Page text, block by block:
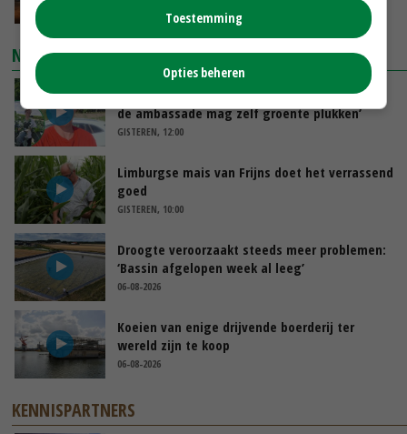
NIEUWSTE VIDEO'S
Oekraïne-vlogger Kees Huizinga: ‘Bezoek van
de ambassade mag zelf groente plukken’
GISTEREN, 12:00
Limburgse mais van Frijns doet het verrassend
goed
GISTEREN, 10:00
Droogte veroorzaakt steeds meer problemen:
‘Bassin afgelopen week al leeg’
06-08-2026
Koeien van enige drijvende boerderij ter
wereld zijn te koop
06-08-2026
KENNISPARTNERS
Toestemming
Opties beheren